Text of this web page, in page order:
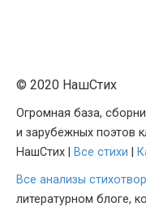
© 2020 НашСтих
Огромная база,
и зарубежных поэтов
НашСтих |
Все стихи
Все анализы
литературном блоге,